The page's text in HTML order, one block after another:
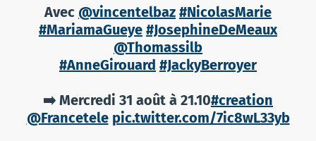
Avec @vincentelbaz #NicolasMarie
#MariamaGueye #JosephineDeMeaux
@Thomassilb
#AnneGirouard #JackyBerroyer
➡️ Mercredi 31 août à 21.10#creation
@Francetele pic.twitter.com/7ic8wL33yb